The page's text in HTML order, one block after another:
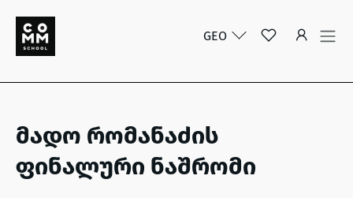
GEO
მადო რომანაძის
ფინალური ნაშრომი